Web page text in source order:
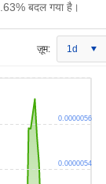
बदल गया है।
ज़ूम: 1d
0.0000054
0.0000056